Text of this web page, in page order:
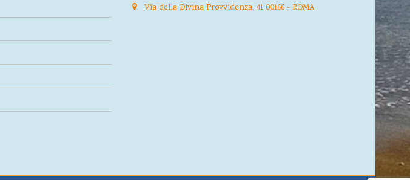
Via della Divina Provvidenza, 41 00166 - ROMA